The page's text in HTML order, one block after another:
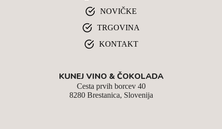
NOVIČKE
TRGOVINA
KONTAKT
KUNEJ VINO & ČOKOLADA
Cesta prvih borcev 40
8280 Brestanica, Slovenija